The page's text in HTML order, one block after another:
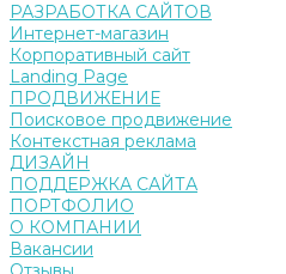
РАЗРАБОТКА САЙТОВ
Интернет-магазин
Корпоративный сайт
Landing Page
ПРОДВИЖЕНИЕ
Поисковое продвижение
Контекстная реклама
ДИЗАЙН
ПОДДЕРЖКА САЙТА
ПОРТФОЛИО
О КОМПАНИИ
Вакансии